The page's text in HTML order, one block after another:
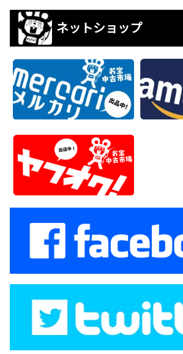
ネットショップ